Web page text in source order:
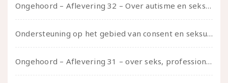
Ongehoord – Aflevering 32 – Over autisme en seksualiteit – in gesprek met Roos Reijbroek
Ondersteuning op het gebied van consent en seksualiteit
Ongehoord – Aflevering 31 – over seks, professioneel en persoonlijk, een gesprek met Marije